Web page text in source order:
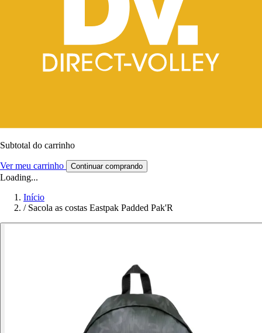
Subtotal do carrinho
Ver meu carrinho Continuar comprando
Loading...
Início
/ Sacola as costas Eastpak Padded Pak'R